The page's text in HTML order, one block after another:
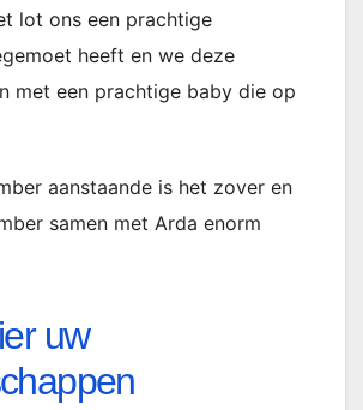
lot ons een prachtige
heeft en we deze
met een prachtige baby die op
aanstaande is het zover en
samen met Arda enorm
uw